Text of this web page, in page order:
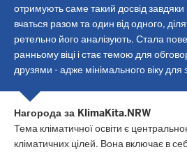
отримують саме такий досвід завдяки
вчаться разом та один від одного,
ретельно його аналізують. Стала
ранньому віці і стає темою для
друзями - адже мінімального віку для
Нагорода за KlimaKita.NRW
Тема кліматичної освіти є
кліматичних цілей. Вона включає в